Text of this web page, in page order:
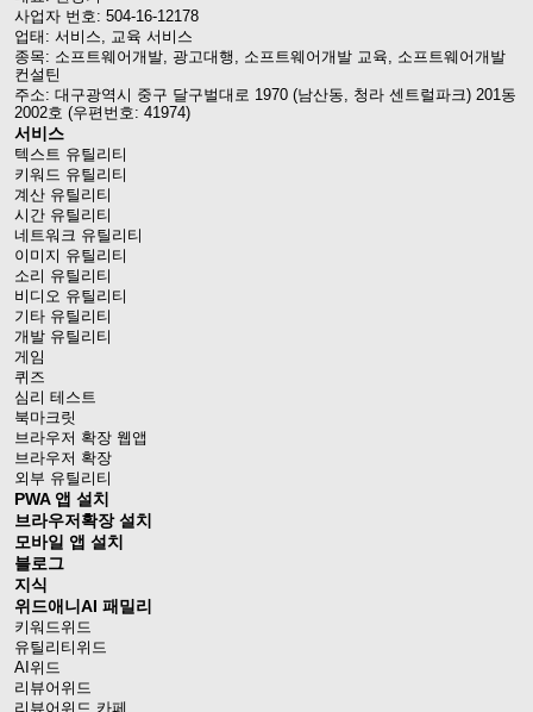
사업자 번호: 504-16-12178
업태: 서비스, 교육 서비스
종목: 소프트웨어개발, 광고대행, 소프트웨어개발 교육, 소프트웨어개발
컨설틴
주소: 대구광역시 중구 달구벌대로 1970 (남산동, 청라 센트럴파크) 201동
2002호 (우편번호: 41974)
서비스
텍스트 유틸리티
키워드 유틸리티
계산 유틸리티
시간 유틸리티
네트워크 유틸리티
이미지 유틸리티
소리 유틸리티
비디오 유틸리티
기타 유틸리티
개발 유틸리티
게임
퀴즈
심리 테스트
북마크릿
브라우저 확장 웹앱
브라우저 확장
외부 유틸리티
PWA 앱 설치
브라우저확장 설치
모바일 앱 설치
블로그
지식
위드애니AI 패밀리
키워드위드
유틸리티위드
AI위드
리뷰어위드
리뷰어위드 카페